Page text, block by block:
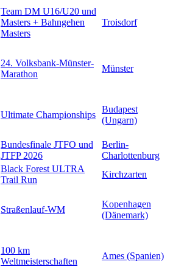
Team DM U16/U20 und
Masters + Bahngehen
Masters
Troisdorf
24. Volksbank-Münster-
Marathon
Münster
Ultimate Championships
Budapest
(Ungarn)
Bundesfinale JTFO und
JTFP 2026
Berlin-
Charlottenburg
Black Forest ULTRA
Trail Run
Kirchzarten
Straßenlauf-WM
Kopenhagen
(Dänemark)
100 km
Weltmeisterschaften
Ames (Spanien)